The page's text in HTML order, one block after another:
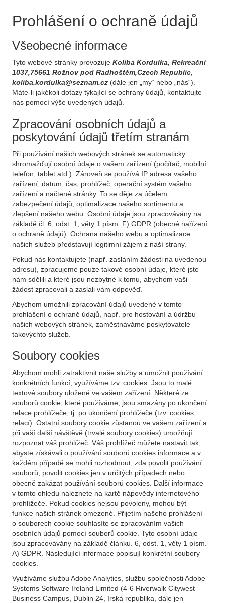
Prohlášení o ochraně údajů
Všeobecné informace
Tyto webové stránky provozuje Koliba Kordulka, Rekreační
1037,75661 Rožnov pod Radhoštěm,Czech Republic,
koliba.kordulka@seznam.cz (dále jen „my“ nebo „nás“).
Máte-li jakékoli dotazy týkající se ochrany údajů, kontaktujte
nás pomocí výše uvedených údajů.
Zpracování osobních údajů a
poskytování údajů třetím stranám
Při používání našich webových stránek se automaticky
shromažďují osobní údaje o vašem zařízení (počítač, mobilní
telefon, tablet atd.). Zároveň se používá IP adresa vašeho
zařízení, datum, čas, prohlížeč, operační systém vašeho
zařízení a načtené stránky. To se děje za účelem
zabezpečení údajů, optimalizace našeho sortimentu a
zlepšení našeho webu. Osobní údaje jsou zpracovávány na
základě čl. 6, odst. 1, věty 1 písm. F) GDPR (obecné nařízení
o ochraně údajů). Ochrana našeho webu a optimalizace
našich služeb představují legitimní zájem z naší strany.
Pokud nás kontaktujete (např. zasláním žádosti na uvedenou
adresu), zpracujeme pouze takové osobní údaje, které jste
nám sdělili a které jsou nezbytné k tomu, abychom vaši
žádost zpracovali a zaslali vám odpověď.
Abychom umožnili zpracování údajů uvedené v tomto
prohlášení o ochraně údajů, např. pro hostování a údržbu
našich webových stránek, zaměstnáváme poskytovatele
takovýchto služeb.
Soubory cookies
Abychom mohli zatraktivnit naše služby a umožnit používání
konkrétních funkcí, využíváme tzv. cookies. Jsou to malé
textové soubory uložené ve vašem zařízení. Některé ze
souborů cookie, které používáme, jsou smazány po ukončení
relace prohlížeče, tj. po ukončení prohlížeče (tzv. cookies
relací). Ostatní soubory cookie zůstanou ve vašem zařízení a
při vaší další návštěvě (trvalé soubory cookies) umožňují
rozpoznat váš prohlížeč. Váš prohlížeč můžete nastavit tak,
abyste získávali o používání souborů cookies informace a v
každém případě se mohli rozhodnout, zda povolit používání
souborů, povolit cookies jen v určitých případech nebo
obecně zakázat používání souborů cookies. Další informace
v tomto ohledu naleznete na kartě nápovědy internetového
prohlížeče. Pokud cookies nejsou povoleny, mohou být
funkce našich stránek omezené. Přijetím našeho prohlášení
o souborech cookie souhlasíte se zpracováním vašich
osobních údajů pomocí souborů cookie. Tyto osobní údaje
jsou zpracovávány na základě článku. 6, odst. 1, věty 1 písm.
A) GDPR. Následující informace popisují konkrétní soubory
cookies.
Využíváme službu Adobe Analytics, službu společnosti Adobe
Systems Software Ireland Limited (4-6 Riverwalk Citywest
Business Campus, Dublin 24, Irská republika, dále jen